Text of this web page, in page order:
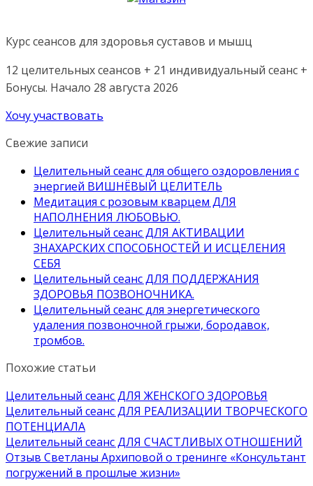
Курс сеансов для здоровья суставов и мышц
12 целительных сеансов + 21 индивидуальный сеанс +
Бонусы. Начало 28 августа 2026
Хочу участвовать
Свежие записи
Целительный сеанс для общего оздоровления с
энергией ВИШНЁВЫЙ ЦЕЛИТЕЛЬ
Медитация с розовым кварцем ДЛЯ
НАПОЛНЕНИЯ ЛЮБОВЬЮ.
Целительный сеанс ДЛЯ АКТИВАЦИИ
ЗНАХАРСКИХ СПОСОБНОСТЕЙ И ИСЦЕЛЕНИЯ
СЕБЯ
Целительный сеанс ДЛЯ ПОДДЕРЖАНИЯ
ЗДОРОВЬЯ ПОЗВОНОЧНИКА.
Целительный сеанс для энергетического
удаления позвоночной грыжи, бородавок,
тромбов.
Похожие статьи
Целительный сеанс ДЛЯ ЖЕНСКОГО ЗДОРОВЬЯ
Целительный сеанс ДЛЯ РЕАЛИЗАЦИИ ТВОРЧЕСКОГО
ПОТЕНЦИАЛА
Целительный сеанс ДЛЯ СЧАСТЛИВЫХ ОТНОШЕНИЙ
Отзыв Светланы Архиповой о тренинге «Консультант
погружений в прошлые жизни»